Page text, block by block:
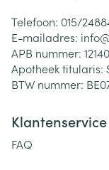
Telefoon: 015/
E-mailadres:
APB nummer:
Apotheek titularis:
BTW nummer:
Klantenservice
FAQ